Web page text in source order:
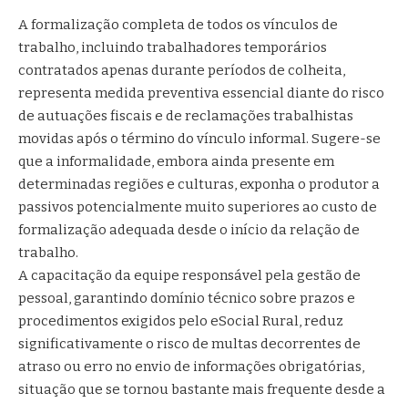
A formalização completa de todos os vínculos de
trabalho, incluindo trabalhadores temporários
contratados apenas durante períodos de colheita,
representa medida preventiva essencial diante do risco
de autuações fiscais e de reclamações trabalhistas
movidas após o término do vínculo informal. Sugere-se
que a informalidade, embora ainda presente em
determinadas regiões e culturas, exponha o produtor a
passivos potencialmente muito superiores ao custo de
formalização adequada desde o início da relação de
trabalho.
A capacitação da equipe responsável pela gestão de
pessoal, garantindo domínio técnico sobre prazos e
procedimentos exigidos pelo eSocial Rural, reduz
significativamente o risco de multas decorrentes de
atraso ou erro no envio de informações obrigatórias,
situação que se tornou bastante mais frequente desde a